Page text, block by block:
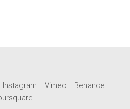
Instagram Vimeo
Behance